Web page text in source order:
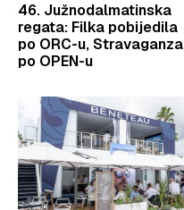
46. Južnodalmatinska
regata: Filka pobijedila
po ORC-u, Stravaganza
po OPEN-u